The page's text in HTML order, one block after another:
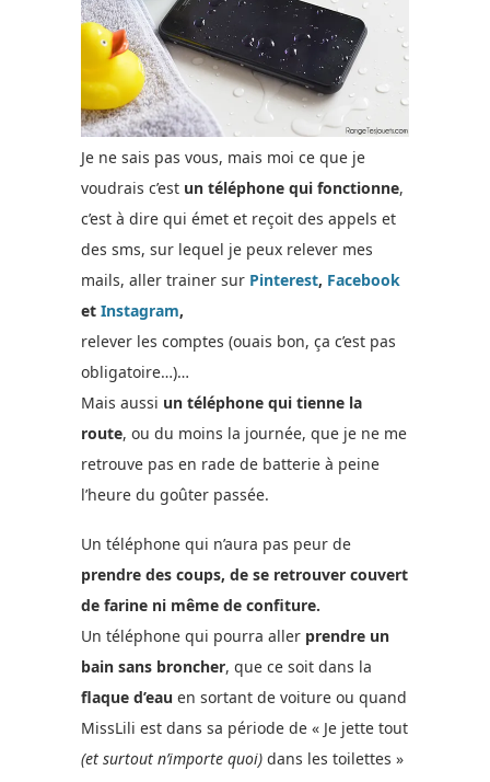
Je ne sais pas vous, mais moi ce que je
voudrais c’est un téléphone qui fonctionne,
c’est à dire qui émet et reçoit des appels et
des sms, sur lequel je peux relever mes
mails, aller trainer sur Pinterest, Facebook
et Instagram,
relever les comptes (ouais bon, ça c’est pas
obligatoire…)…
Mais aussi un téléphone qui tienne la
route, ou du moins la journée, que je ne me
retrouve pas en rade de batterie à peine
l’heure du goûter passée.
Un téléphone qui n’aura pas peur de
prendre des coups, de se retrouver couvert
de farine ni même de confiture.
Un téléphone qui pourra aller prendre un
bain sans broncher, que ce soit dans la
flaque d’eau en sortant de voiture ou quand
MissLili est dans sa période de « Je jette tout
(et surtout n’importe quoi) dans les toilettes »